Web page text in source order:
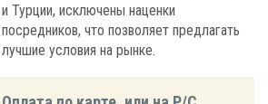
и Турции, исключены наценки
посредников, что позволяет предлагать
лучшие условия на рынке.